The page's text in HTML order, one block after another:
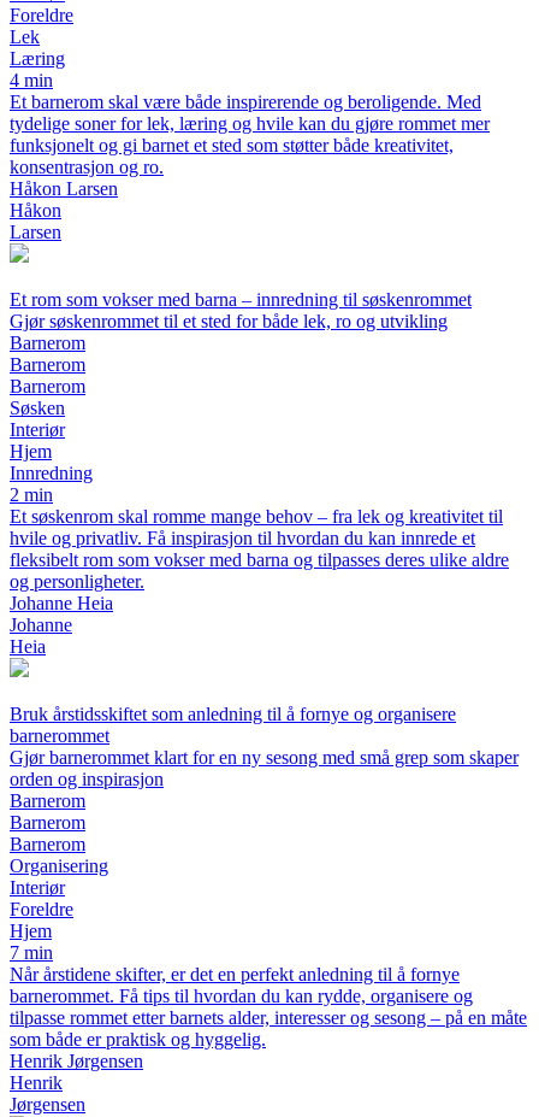
Foreldre
Lek
Læring
4 min
Et barnerom skal være både inspirerende og beroligende. Med
tydelige soner for lek, læring og hvile kan du gjøre rommet mer
funksjonelt og gi barnet et sted som støtter både kreativitet,
konsentrasjon og ro.
Håkon Larsen
Håkon
Larsen
Et rom som vokser med barna – innredning til søskenrommet
Gjør søskenrommet til et sted for både lek, ro og utvikling
Barnerom
Barnerom
Barnerom
Søsken
Interiør
Hjem
Innredning
2 min
Et søskenrom skal romme mange behov – fra lek og kreativitet til
hvile og privatliv. Få inspirasjon til hvordan du kan innrede et
fleksibelt rom som vokser med barna og tilpasses deres ulike aldre
og personligheter.
Johanne Heia
Johanne
Heia
Bruk årstidsskiftet som anledning til å fornye og organisere
barnerommet
Gjør barnerommet klart for en ny sesong med små grep som skaper
orden og inspirasjon
Barnerom
Barnerom
Barnerom
Organisering
Interiør
Foreldre
Hjem
7 min
Når årstidene skifter, er det en perfekt anledning til å fornye
barnerommet. Få tips til hvordan du kan rydde, organisere og
tilpasse rommet etter barnets alder, interesser og sesong – på en måte
som både er praktisk og hyggelig.
Henrik Jørgensen
Henrik
Jørgensen